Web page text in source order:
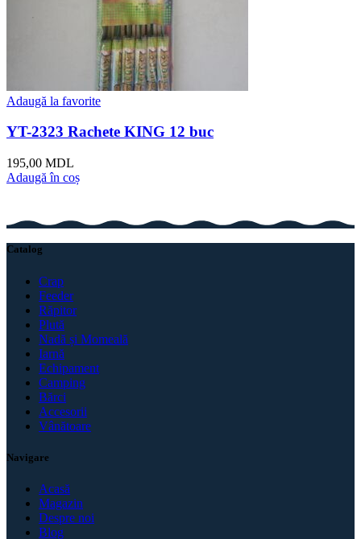
Adaugă la favorite
YT-2323 Rachete KING 12 buc
195,00 MDL
Adaugă în coș
Catalog
Crap
Feeder
Răpitor
Plută
Nadă și Momeală
Iarnă
Echipament
Camping
Bărci
Accesorii
Vânătoare
Navigare
Acasă
Magazin
Despre noi
Blog